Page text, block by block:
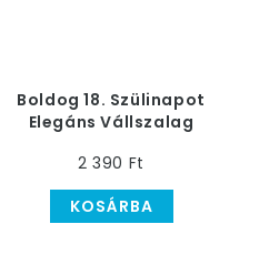
Boldog 18. Szülinapot
Elegáns Vállszalag
2 390 Ft
KOSÁRBA